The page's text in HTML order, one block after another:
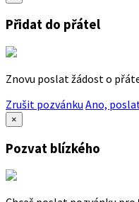
Přidat do přátel
Znovu poslat žádost o
Zrušit pozvánku Ano,
×
Pozvat blízkého